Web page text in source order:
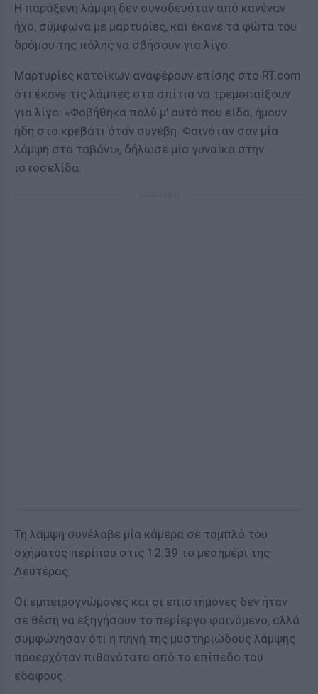
Η παράξενη λάμψη δεν συνοδευόταν από κανέναν
ήχο, σύμφωνα με μαρτυρίες, και έκανε τα φώτα του
δρόμου της πόλης να σβήσουν για λίγο.
Μαρτυρίες κατοίκων αναφέρουν επίσης στο RT.com
ότι έκανε τις λάμπες στα σπίτια να τρεμοπαίξουν
για λίγο: «Φοβήθηκα πολύ μ' αυτό που είδα, ήμουν
ήδη στο κρεβάτι όταν συνέβη. Φαινόταν σαν μία
λάμψη στο ταβάνι», δήλωσε μία γυναίκα στην
ιστοσελίδα.
Τη λάμψη συνέλαβε μία κάμερα σε ταμπλό του
οχήματος περίπου στις 12:39 το μεσημέρι της
Δευτέρας.
Οι εμπειρογνώμονες και οι επιστήμονες δεν ήταν
σε θέση να εξηγήσουν το περίεργο φαινόμενο, αλλά
συμφώνησαν ότι η πηγή της μυστηριώδους λάμψης
προερχόταν πιθανότατα από το επίπεδο του
εδάφους.